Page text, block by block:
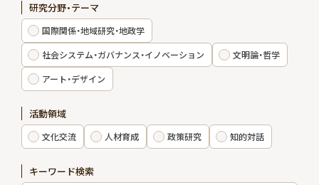
特集ページ
エキスパート
出版物・報告書
お知らせ
研究分野・テーマ
国際関係・地域研究・地政学
社会システム・ガバナンス・イノベーション
文明論・哲学
アート・デザイン
活動領域
文化交流 人材育成 政策研究 知的対話
キーワード検索